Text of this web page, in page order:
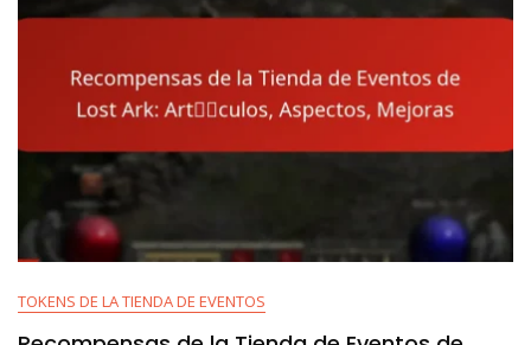
TOKENS DE LA TIENDA DE EVENTOS